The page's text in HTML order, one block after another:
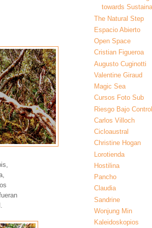
towards
The Natural Step
Espacio Abierto
Open Space
Cristian Figueroa
Augusto Cuginotti
Valentine Giraud
Magic Sea
Cursos Foto Sub
Riesgo Bajo Control
Carlos Villoch
Cicloaustral
Christine Hogan
Lorotienda
Hostilina
Pancho
Claudia
Sandrine
Wonjung Min
Kaleidoskopios